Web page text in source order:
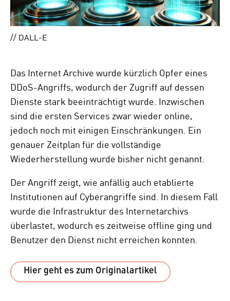
// DALL-E
Das Internet Archive wurde kürzlich Opfer eines
DDoS-Angriffs, wodurch der Zugriff auf dessen
Dienste stark beeinträchtigt wurde. Inzwischen
sind die ersten Services zwar wieder online,
jedoch noch mit einigen Einschränkungen. Ein
genauer Zeitplan für die vollständige
Wiederherstellung wurde bisher nicht genannt.
Der Angriff zeigt, wie anfällig auch etablierte
Institutionen auf Cyberangriffe sind. In diesem Fall
wurde die Infrastruktur des Internetarchivs
überlastet, wodurch es zeitweise offline ging und
Benutzer den Dienst nicht erreichen konnten.
Hier geht es zum Originalartikel